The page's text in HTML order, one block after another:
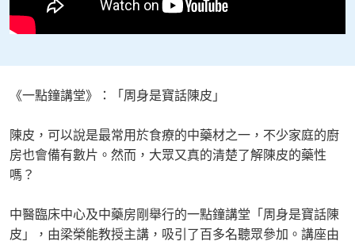
《一點鐘講堂》：「周身是寶話陳皮」
陳皮，可以說是最常用於食療的中藥材之一，不少家庭的廚
房也會備有數片。然而，大眾又真的清楚了解陳皮的藥性
嗎？
中醫臨床中心及中藥房剛舉行的一點鐘講堂「周身是寶話陳
皮」，由梁榮能教授主講，吸引了百多名聽眾參加。講座由